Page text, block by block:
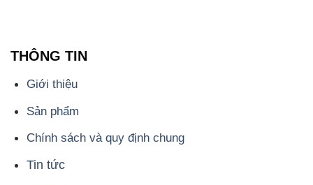
- 0932.660.696 - 0901.326.566 - 0906.387.866 -
0902.765.866
📧 Email: hoachat@dactruongphat.vn
ĐỊA CHỈ
1229C Quốc lộ 1A, Phường Bình Trị Đông B,